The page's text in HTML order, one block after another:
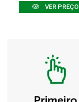
VER PREÇO